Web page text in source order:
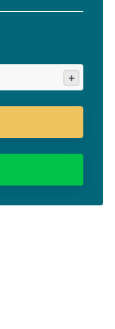
+